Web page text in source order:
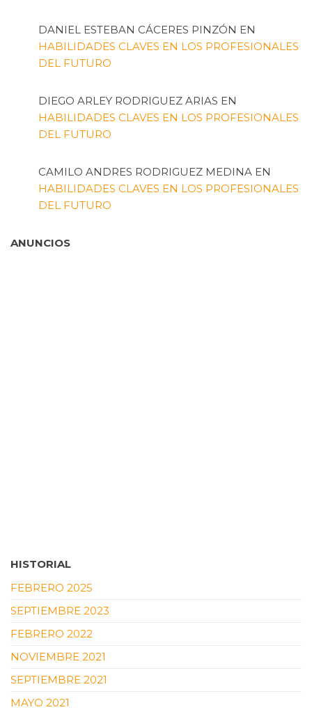
DANIEL ESTEBAN CÁCERES PINZÓN EN
HABILIDADES CLAVES EN LOS PROFESIONALES
DEL FUTURO
DIEGO ARLEY RODRIGUEZ ARIAS EN
HABILIDADES CLAVES EN LOS PROFESIONALES
DEL FUTURO
CAMILO ANDRES RODRIGUEZ MEDINA EN
HABILIDADES CLAVES EN LOS PROFESIONALES
DEL FUTURO
ANUNCIOS
HISTORIAL
FEBRERO 2025
SEPTIEMBRE 2023
FEBRERO 2022
NOVIEMBRE 2021
SEPTIEMBRE 2021
MAYO 2021